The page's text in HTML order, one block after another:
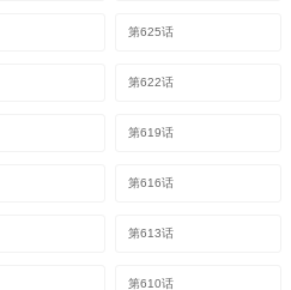
第625话
第622话
第619话
第616话
第613话
第610话